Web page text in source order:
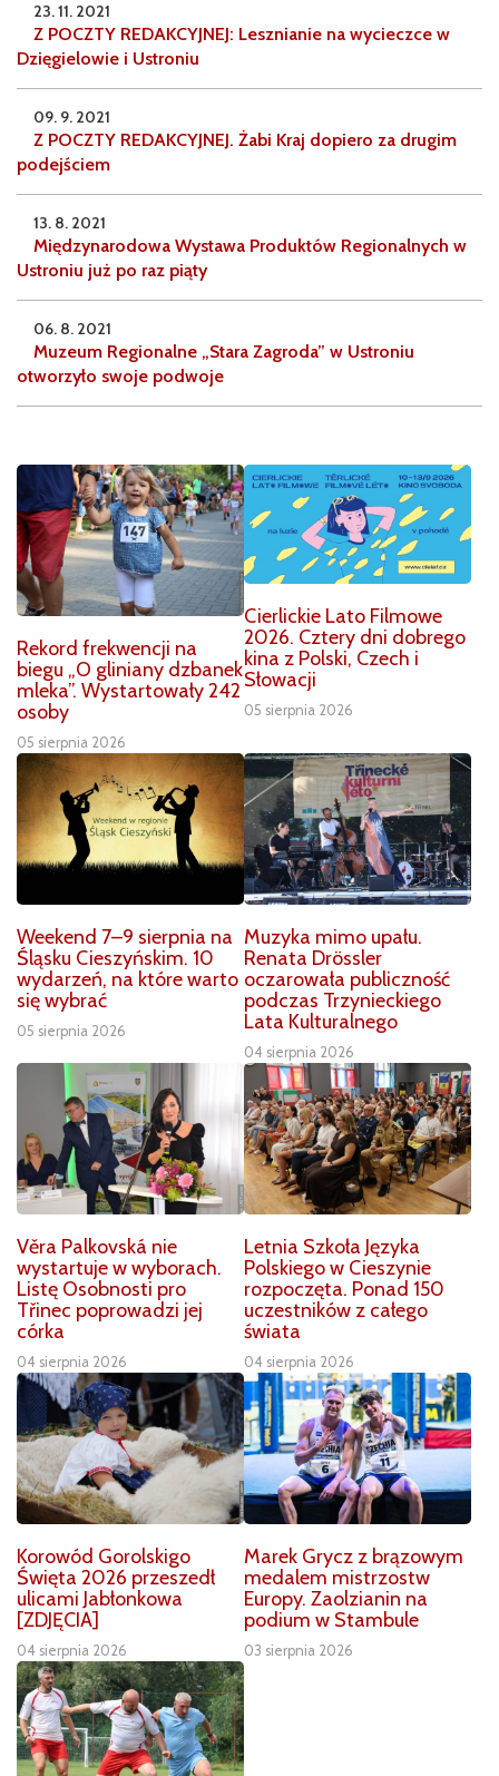
23. 11. 2021
Z POCZTY REDAKCYJNEJ: Lesznianie na wycieczce w
Dzięgielowie i Ustroniu
09. 9. 2021
Z POCZTY REDAKCYJNEJ. Żabi Kraj dopiero za drugim
podejściem
13. 8. 2021
Międzynarodowa Wystawa Produktów Regionalnych w
Ustroniu już po raz piąty
06. 8. 2021
Muzeum Regionalne „Stara Zagroda” w Ustroniu
otworzyło swoje podwoje
Rekord frekwencji na
biegu „O gliniany dzbanek
mleka”. Wystartowały 242
osoby
05 sierpnia 2026
Cierlickie Lato Filmowe
2026. Cztery dni dobrego
kina z Polski, Czech i
Słowacji
05 sierpnia 2026
Weekend 7–9 sierpnia na
Śląsku Cieszyńskim. 10
wydarzeń, na które warto
się wybrać
05 sierpnia 2026
Muzyka mimo upału.
Renata Drössler
oczarowała publiczność
podczas Trzynieckiego
Lata Kulturalnego
04 sierpnia 2026
Věra Palkovská nie
wystartuje w wyborach.
Listę Osobnosti pro
Třinec poprowadzi jej
córka
04 sierpnia 2026
Letnia Szkoła Języka
Polskiego w Cieszynie
rozpoczęta. Ponad 150
uczestników z całego
świata
04 sierpnia 2026
Korowód Gorolskigo
Święta 2026 przeszedł
ulicami Jabłonkowa
[ZDJĘCIA]
04 sierpnia 2026
Marek Grycz z brązowym
medalem mistrzostw
Europy. Zaolzianin na
podium w Stambule
03 sierpnia 2026